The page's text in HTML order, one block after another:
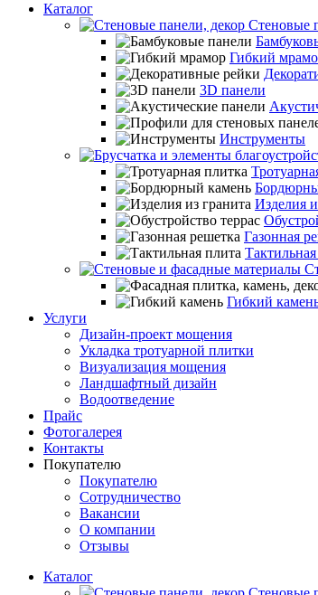
Каталог
Стеновые
Гибкий
3D панели
Инструменты
Изделия
Газонная
Гибкий
Услуги
Дизайн-проект мощения
Укладка тротуарной плитки
Визуализация мощения
Ландшафтный дизайн
Водоотведение
Прайс
Фотогалерея
Контакты
Покупателю
Покупателю
Сотрудничество
Вакансии
О компании
Отзывы
Каталог